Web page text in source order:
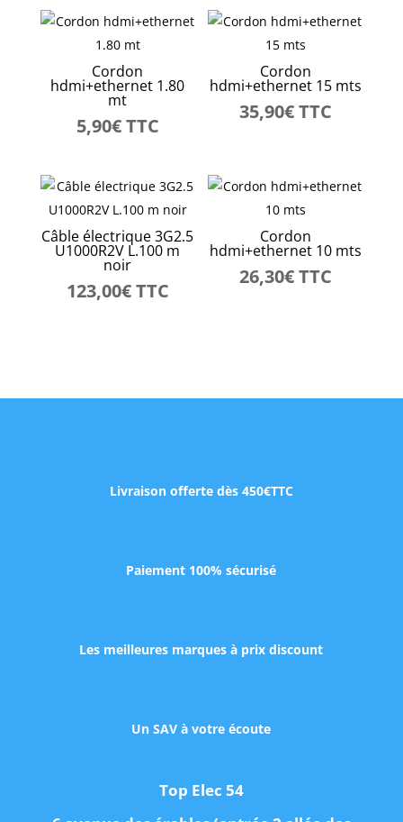
Cordon
hdmi+ethernet 1.80
mt
5,90€TTC
Cordon
hdmi+ethernet 15 mts
35,90€TTC
Câble électrique 3G2.5
U1000R2V L.100 m
noir
123,00€TTC
Cordon
hdmi+ethernet 10 mts
26,30€TTC
Livraison offerte dès 450€TTC
Paiement 100% sécurisé
Les meilleures marques à prix discount
Un SAV à votre écoute
Top Elec 54